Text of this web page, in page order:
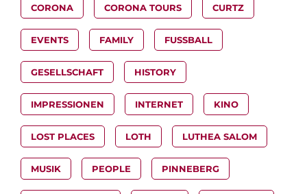
CORONA CORONA TOURS CURTZ
EVENTS FAMILY FUSSBALL
GESELLSCHAFT HISTORY
IMPRESSIONEN INTERNET KINO
LOST PLACES LOTH LUTHEA SALOM
MUSIK PEOPLE PINNEBERG